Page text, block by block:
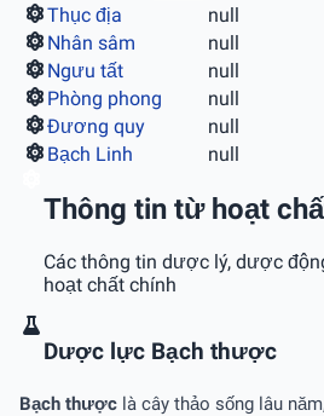
Thục địa
null
Nhân sâm
null
Ngưu tất
null
Phòng phong
null
Ðương quy
null
Bạch Linh
null
Thông tin từ hoạt
Các thông tin dược lý, dược
hoạt chất chính
Dược lực Bạch thược
Bạch thược là cây thảo sống lâu